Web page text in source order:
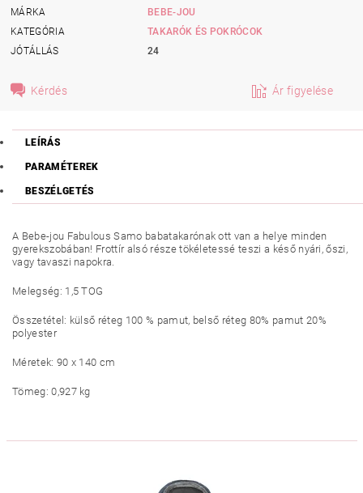
MÁRKA
BEBE-JOU
KATEGÓRIA
TAKARÓK ÉS POKRÓCOK
JÓTÁLLÁS
24
Kérdés Ár figyelése
LEÍRÁS
PARAMÉTEREK
BESZÉLGETÉS
A Bebe-jou Fabulous Samo babatakarónak ott van a helye minden
gyerekszobában! Frottír alsó része tökéletessé teszi a késő nyári, őszi,
vagy tavaszi napokra.
Melegség: 1,5 TOG
Összetétel: külső réteg 100 % pamut, belső réteg 80% pamut 20%
polyester
Méretek: 90 x 140 cm
Tömeg: 0,927 kg